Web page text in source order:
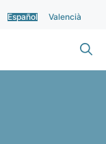
Español Valencià